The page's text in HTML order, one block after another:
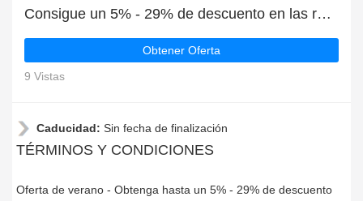
Consigue un 5% - 29% de descuento en las rebajas de verano en Toysrus
Obtener Oferta
9 Vistas
Caducidad: Sin fecha de finalización
TÉRMINOS Y CONDICIONES
Oferta de verano - Obtenga hasta un 5% - 29% de descuento